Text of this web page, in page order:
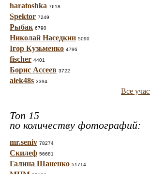
haratoshka 7618
Spektor 7249
Рыбак 6790
Николай Наседкин 5090
Ігор Кузьменко 4796
fischer 4401
Борис Ассеев 3722
alek48s 3394
Все
Топ 15
по количеству фотографий:
mr.seniv 78274
Скилеф 56681
Галина Шаненко 51714